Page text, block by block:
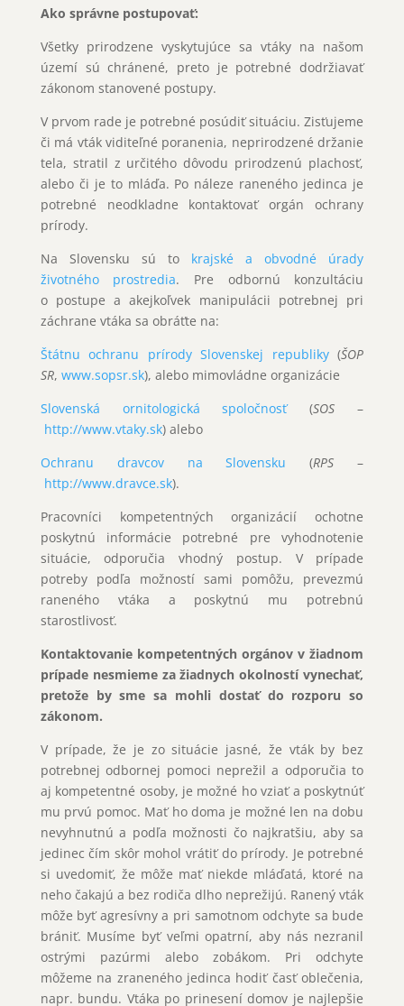
Ako správne postupovať:
Všetky prirodzene vyskytujúce sa vtáky na našom
území sú chránené, preto je potrebné dodržiavať
zákonom stanovené postupy.
V prvom rade je potrebné posúdiť situáciu. Zisťujeme
či má vták viditeľné poranenia, neprirodzené držanie
tela, stratil z určitého dôvodu prirodzenú plachosť,
alebo či je to mláďa. Po náleze raneného jedinca je
potrebné neodkladne kontaktovať orgán ochrany
prírody.
Na Slovensku sú to krajské a obvodné úrady
životného prostredia. Pre odbornú konzultáciu
o postupe a akejkoľvek manipulácii potrebnej pri
záchrane vtáka sa obráťte na:
Štátnu ochranu prírody Slovenskej republiky(ŠOP
SR, www.sopsr.sk), alebo mimovládne organizácie
Slovenská ornitologická spoločnosť(SOS –
http://www.vtaky.sk) alebo
Ochranu dravcov na Slovensku (RPS –
http://www.dravce.sk).
Pracovníci kompetentných organizácií ochotne
poskytnú informácie potrebné pre vyhodnotenie
situácie, odporučia vhodný postup. V prípade
potreby podľa možností sami pomôžu, prevezmú
raneného vtáka a poskytnú mu potrebnú
starostlivosť.
Kontaktovanie kompetentných orgánov v žiadnom
prípade nesmieme za žiadnych okolností vynechať,
pretože by sme sa mohli dostať do rozporu so
zákonom.
V prípade, že je zo situácie jasné, že vták by bez
potrebnej odbornej pomoci neprežil a odporučia to
aj kompetentné osoby, je možné ho vziať a poskytnúť
mu prvú pomoc. Mať ho doma je možné len na dobu
nevyhnutnú a podľa možnosti čo najkratšiu, aby sa
jedinec čím skôr mohol vrátiť do prírody. Je potrebné
si uvedomiť, že môže mať niekde mláďatá, ktoré na
neho čakajú a bez rodiča dlho neprežijú. Ranený vták
môže byť agresívny a pri samotnom odchyte sa bude
brániť. Musíme byť veľmi opatrní, aby nás nezranil
ostrými pazúrmi alebo zobákom. Pri odchyte
môžeme na zraneného jedinca hodiť časť oblečenia,
napr. bundu. Vtáka po prinesení domov je najlepšie